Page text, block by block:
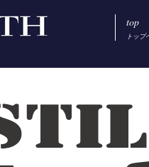
top
トップ